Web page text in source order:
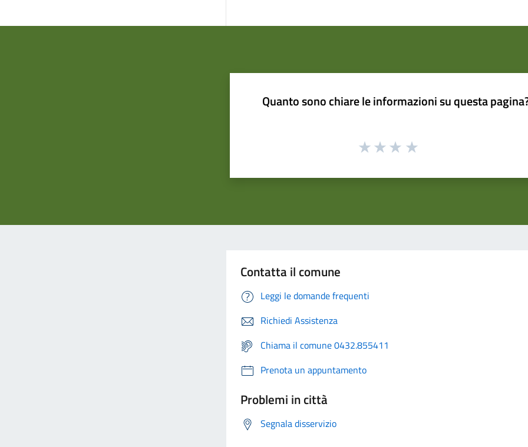
Quanto sono chiare le informazioni su questa
Contatta il comune
Leggi le domande frequenti
Richiedi Assistenza
Chiama il comune 0432.855411
Prenota un appuntamento
Problemi in città
Segnala disservizio